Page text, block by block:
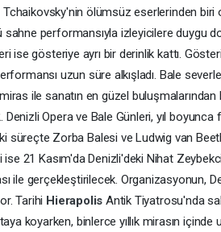
Tchaikovsky'nin ölümsüz eserlerinden biri
performansıyla izleyicilere duygu
ise gösteriye ayrı bir derinlik kattı.
uzun süre alkışladı. Bale
ile sanatın en güzel buluşmalarından
Denizli Opera ve Bale Günleri, yıl
süreçte Zorba Balesi ve Ludwig van
21 Kasım'da Denizli'deki Nihat
ile gerçekleştirilecek. Organizasyonun,
Tarihi Hierapolis Antik Tiyatrosu'nda
koyarken, binlerce yıllık mirasın